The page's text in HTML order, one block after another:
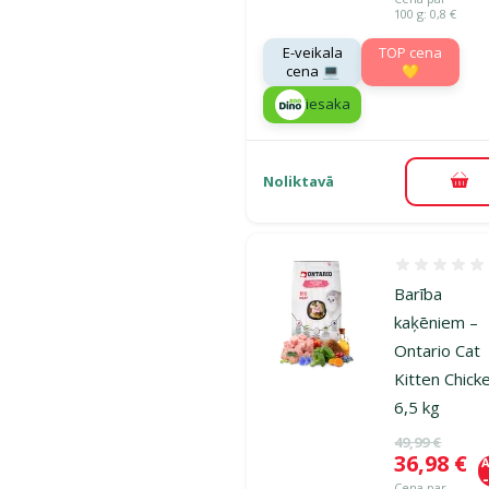
100 g: 0,8 €
E-veikala
cena 💻
TOP cena
💛
iesaka
Noliktavā
Barība
kaķēniem –
Ontario Cat
Kitten
6,5 kg
Oriģinālā
49,99 €
Cena
36,98 €